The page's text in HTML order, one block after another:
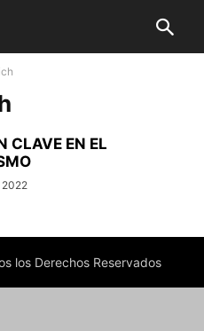
CLAVE EN EL
2022
los Derechos Reservados